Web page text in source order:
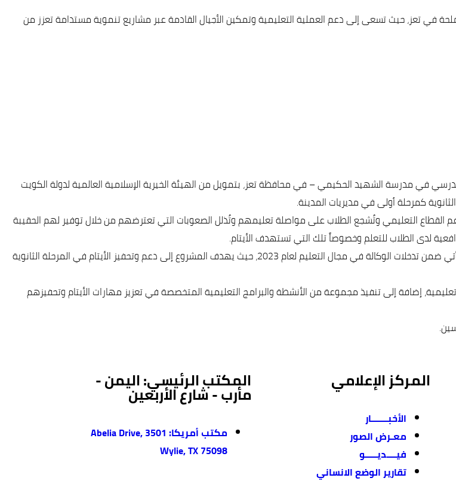
في تعز، حيث تسعى إلى دعم العملية التعليمية وتمكين الأجيال القادمة عبر مشاريع تنموية مستدامة تعزز من
في مدرسة الشهيد الحكيمي – في محافظة تعز، بتمويل من الهيئة الخيرية الإسلامية العالمية لدولة الكويت
القطاع التعليمي وتُشجع الطلاب على مواصلة تعليمهم وتُذلل الصعوبات التي تعترضهم من خلال توفير لهم الحقيبة
لدى الطلاب للتعلم وخصوصاً تلك التي تستهدف الأيتام.
من جانبه قال مندوب الوكالة اليمنية الدولية للتنمية الأستاذ/ محمد ناصر أن هذه المبادرة تأتي ضمن تدخلات الوكالة في مجال التعليم لعام 2023، حيث يهدف المشروع إلى دعم وتحفيز الأيتام في المرحلة الثانوية
إضافة إلى تنفيذ مجموعة من الأنشطة والبرامج التعليمية المتخصصة في تعزيز مهارات الأيتام وتحفيزهم
المركز الإعلامي
الأخبـــــــار
معـرض الصور
فيــــديـــــو
تقارير الوضع الانساني
المكتب الرئيسي: اليمن -
مأرب - شارع الأربعين
مكتب أمريكا: 3501 Abelia Drive,
Wylie, TX 75098